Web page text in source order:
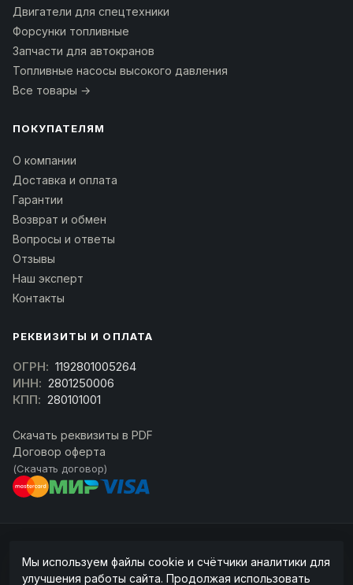
Двигатели для спецтехники
Форсунки топливные
Запчасти для автокранов
Топливные насосы высокого давления
Все товары →
ПОКУПАТЕЛЯМ
О компании
Доставка и оплата
Гарантии
Возврат и обмен
Вопросы и ответы
Отзывы
Наш эксперт
Контакты
РЕКВИЗИТЫ И ОПЛАТА
ОГРН: 1192801005264
ИНН: 2801250006
КПП: 280101001
Скачать реквизиты в PDF
Договор оферта
(Скачать договор)
ссылка на источник обязательна.
Мы используем файлы cookie и счётчики аналитики для
улучшения работы сайта. Продолжая использовать